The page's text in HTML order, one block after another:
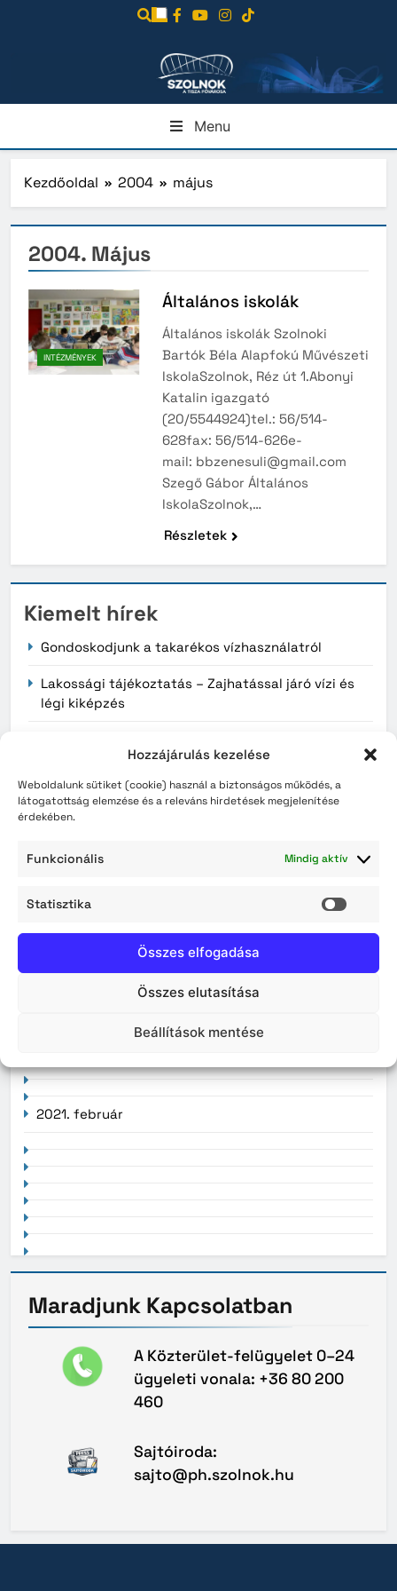
Hozzájárulás kezelése
Weboldalunk sütiket (cookie) használ a biztonságos működés, a
látogatottság elemzése és a releváns hirdetések megjelenítése
érdekében.
Funkcionális Mindig aktív
Statisztika
Összes elfogadása
Összes elutasítása
Beállítások mentése
Menu
Kezdőoldal 2004 május
2004. Május
INTÉZMÉNYEK
Általános iskolák
Általános iskolák Szolnoki
Bartók Béla Alapfokú Művészeti
IskolaSzolnok, Réz út 1.Abonyi
Katalin igazgató
(20/5544924)tel.: 56/514-
628fax: 56/514-626e-
mail: bbzenesuli@gmail.com
Szegő Gábor Általános
IskolaSzolnok,…
Részletek
Kiemelt hírek
Gondoskodjunk a takarékos vízhasználatról
Lakossági tájékoztatás – Zajhatással járó vízi és
légi kiképzés
személyazonosító igazolványok augusztus 3-án
2026. augusztus
2026. július
2026. június
2026. május
2021. február
Maradjunk Kapcsolatban
A Közterület-felügyelet 0–24
ügyeleti vonala: +36 80 200
460
Sajtóiroda:
sajto@ph.szolnok.hu